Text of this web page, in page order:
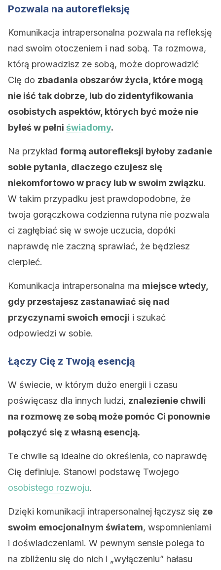
Pozwala na autorefleksję
Komunikacja intrapersonalna pozwala na refleksję
nad swoim otoczeniem i nad sobą. Ta rozmowa,
którą prowadzisz ze sobą, może doprowadzić
Cię do zbadania obszarów życia, które mogą
nie iść tak dobrze, lub do zidentyfikowania
osobistych aspektów, których być może nie
byłeś w pełni świadomy.
Na przykład formą autorefleksji byłoby zadanie
sobie pytania, dlaczego czujesz się
niekomfortowo w pracy lub w swoim związku.
W takim przypadku jest prawdopodobne, że
twoja gorączkowa codzienna rutyna nie pozwala
ci zagłębiać się w swoje uczucia, dopóki
naprawdę nie zaczną sprawiać, że będziesz
cierpieć.
Komunikacja intrapersonalna ma miejsce wtedy,
gdy przestajesz zastanawiać się nad
przyczynami swoich emocji i szukać
odpowiedzi w sobie.
Łączy Cię z Twoją esencją
W świecie, w którym dużo energii i czasu
poświęcasz dla innych ludzi, znalezienie chwili
na rozmowę ze sobą może pomóc Ci ponownie
połączyć się z własną esencją.
Te chwile są idealne do określenia, co naprawdę
Cię definiuje. Stanowi podstawę Twojego
osobistego rozwoju.
Dzięki komunikacji intrapersonalnej łączysz się ze
swoim emocjonalnym światem, wspomnieniami
i doświadczeniami. W pewnym sensie polega to
na zbliżeniu się do nich i „wyłączeniu” hałasu